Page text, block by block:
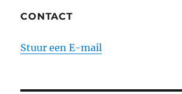
CONTACT
Stuur een E-mail